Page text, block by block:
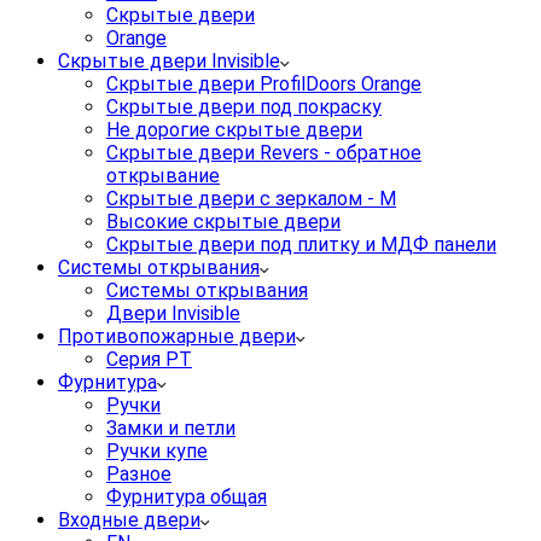
Скрытые двери
Orange
Скрытые двери Invisible
Скрытые двери ProfilDoors Orange
Скрытые двери под покраску
Не дорогие скрытые двери
Скрытые двери Revers - обратное
открывание
Скрытые двери с зеркалом - M
Высокие скрытые двери
Скрытые двери под плитку и МДФ панели
Системы открывания
Системы открывания
Двери Invisible
Противопожарные двери
Серия PT
Фурнитура
Ручки
Замки и петли
Ручки купе
Разное
Фурнитура общая
Входные двери